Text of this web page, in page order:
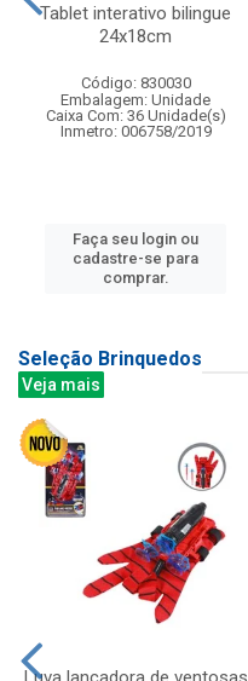
Tablet interativo bilingue
24x18cm
Código: 830030
Embalagem: Unidade
Caixa Com: 36 Unidade(s)
Inmetro: 006758/2019
Faça seu login ou
cadastre-se para
comprar.
Seleção Brinquedos
Veja mais